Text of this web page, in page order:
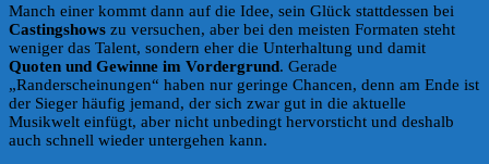
Manch einer kommt dann auf die Idee, sein Glück stattdessen bei
Castingshows zu versuchen, aber bei den meisten Formaten steht
weniger das Talent, sondern eher die Unterhaltung und damit
Quoten und Gewinne im Vordergrund. Gerade
„Randerscheinungen“ haben nur geringe Chancen, denn am Ende ist
der Sieger häufig jemand, der sich zwar gut in die aktuelle
Musikwelt einfügt, aber nicht unbedingt hervorsticht und deshalb
auch schnell wieder untergehen kann.